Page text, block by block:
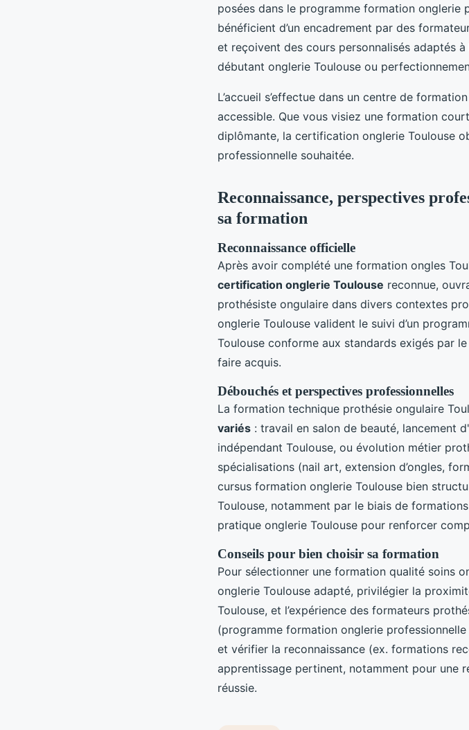
posées dans le programme formation onglerie
bénéficient d’un encadrement par des
et reçoivent des cours personnalisés adaptés à
débutant onglerie Toulouse ou
L’accueil s’effectue dans un centre de
accessible. Que vous visiez une formation
diplômante, la certification onglerie Toulouse
professionnelle souhaitée.
Reconnaissance, perspectives
sa formation
Reconnaissance officielle
Après avoir complété une formation ongles
certification onglerie Toulouse reconnue,
prothésiste ongulaire dans divers contextes
onglerie Toulouse valident le suivi d’un
Toulouse conforme aux standards exigés par
faire acquis.
Débouchés et perspectives professionnelles
La formation technique prothésie ongulaire
variés : travail en salon de beauté, lancement
indépendant Toulouse, ou évolution métier
spécialisations (nail art, extension d’ongles,
cursus formation onglerie Toulouse bien
Toulouse, notamment par le biais de
pratique onglerie Toulouse pour renforcer
Conseils pour bien choisir sa formation
Pour sélectionner une formation qualité soins
onglerie Toulouse adapté, privilégier la
Toulouse, et l’expérience des formateurs
(programme formation onglerie
et vérifier la reconnaissance (ex. formations
apprentissage pertinent, notamment pour une
réussie.